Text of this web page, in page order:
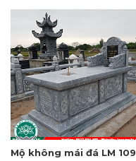
Mộ không mái đá LM 109